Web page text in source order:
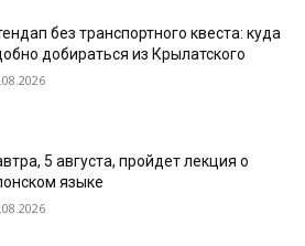
без транспортного квеста: куда
добираться из Крылатского
5 августа, пройдет лекция о
языке